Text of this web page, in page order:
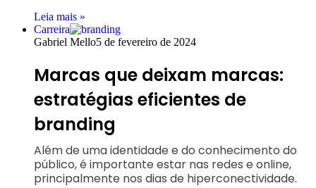
Leia mais »
Carreira
Gabriel Mello5 de fevereiro de 2024
Marcas que deixam marcas:
estratégias eficientes de
branding
Além de uma identidade e do conhecimento do
público, é importante estar nas redes e online,
principalmente nos dias de hiperconectividade.